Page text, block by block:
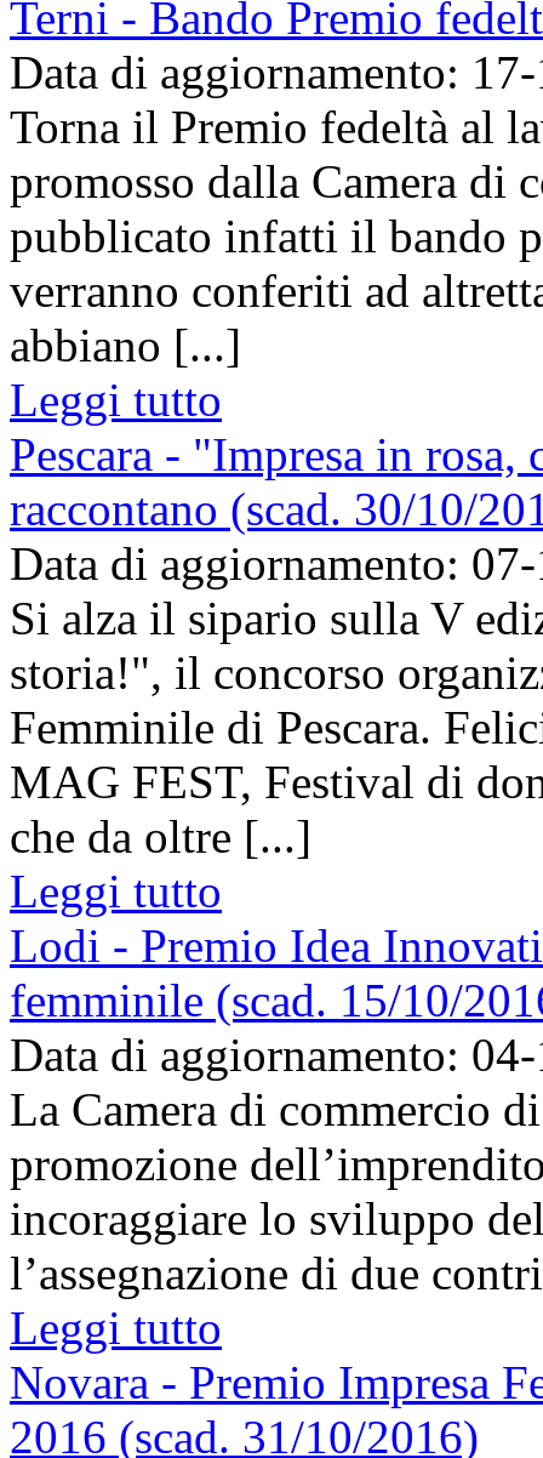
Terni - Bando Premio
Data di aggiornamento:
Torna il Premio fedeltà al
promosso dalla Camera di
pubblicato infatti il bando
verranno conferiti ad
abbiano [...]
Leggi tutto
Pescara - "Impresa in
raccontano (scad. 30/10/
Data di aggiornamento:
Si alza il sipario sulla V
storia!", il concorso
Femminile di Pescara.
MAG FEST, Festival di
che da oltre [...]
Leggi tutto
Lodi - Premio Idea
femminile (scad. 15/10/
Data di aggiornamento:
La Camera di commercio
promozione
incoraggiare lo sviluppo
l’assegnazione di due
Leggi tutto
Novara - Premio Impresa
2016 (scad. 31/10/2016)